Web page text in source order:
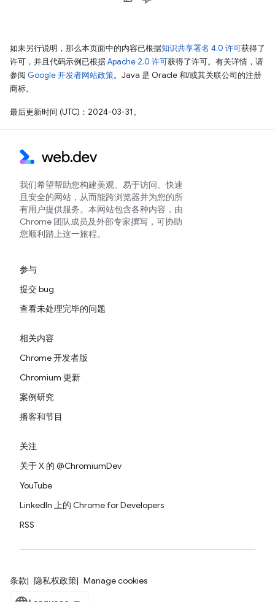
如未另行说明，那么本页面中的内容已根据知识共享署名 4.0 许可获得了
许可，并且代码示例已根据Apache 2.0 许可获得了许可。有关详情，请
参阅 Google 开发者网站政策。Java 是 Oracle 和/或其关联公司的注册
商标。
最后更新时间 (UTC)：2024-03-31。
我们希望帮助您构建美观、易于访问、快速
且安全的网站，从而能跨浏览器并为您的所
有用户提供服务。本网站包含各种内容，由
Chrome 团队成员及外部专家撰写，可协助
您顺利踏上这一旅程。
参与
提交 bug
查看未处理完毕的问题
相关内容
Chrome 开发者版
Chromium 更新
案例研究
播客和节目
关注
关于 X 的 @ChromiumDev
YouTube
LinkedIn 上的 Chrome for Developers
RSS
条款 隐私权政策 Manage cookies